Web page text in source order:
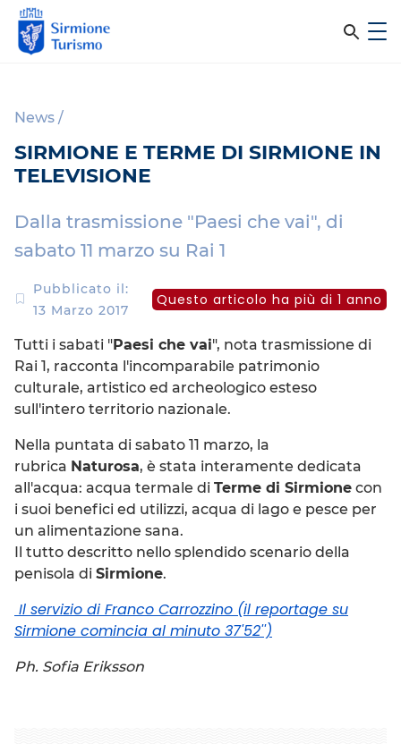
r
i
o
e
u
i
m
o
C
a
s
t
m
e
News /
SIRMIONE E TERME DI SIRMIONE IN
TELEVISIONE
Dalla trasmissione "Paesi che vai", di
sabato 11 marzo su Rai 1
Pubblicato il:
13 Marzo 2017
Questo articolo ha più di 1 anno
Tutti i sabati "Paesi che vai", nota trasmissione di
Rai 1, racconta l'incomparabile patrimonio
culturale, artistico ed archeologico esteso
sull'intero territorio nazionale.
Nella puntata di sabato 11 marzo, la
rubrica Naturosa, è stata interamente dedicata
all'acqua: acqua termale di Terme di Sirmione con
i suoi benefici ed utilizzi, acqua di lago e pesce per
un alimentazione sana.
Il tutto descritto nello splendido scenario della
penisola di Sirmione.
Il servizio di Franco Carrozzino (il reportage su
Sirmione comincia al minuto 37'52'')
Ph. Sofia Eriksson